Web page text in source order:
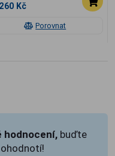
Porovnat
Kč
hodnocení, buďte